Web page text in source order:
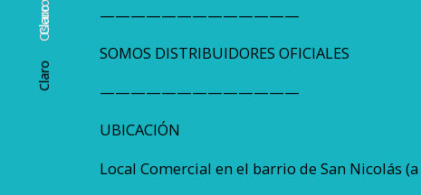
Claro
Oscuro
Claro
Oscuro
—————————————
SOMOS DISTRIBUIDORES OFICIALES
—————————————
UBICACIÓN
Local Comercial en el barrio de San Nicolás